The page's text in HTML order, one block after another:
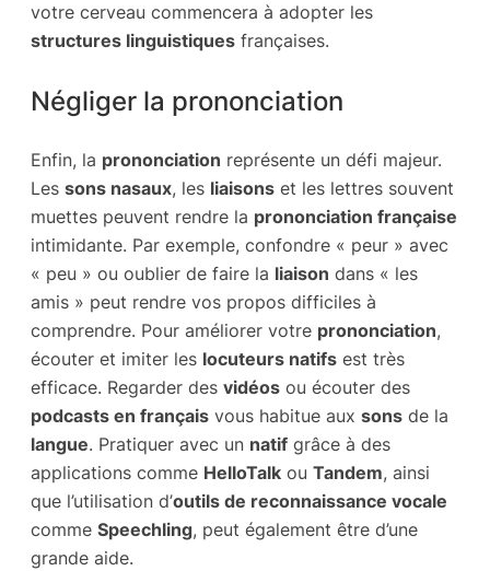
votre cerveau commencera à adopter les
structures linguistiques françaises.
Négliger la prononciation
Enfin, la prononciation représente un défi majeur.
Les sons nasaux, les liaisons et les lettres souvent
muettes peuvent rendre la prononciation française
intimidante. Par exemple, confondre « peur » avec
« peu » ou oublier de faire la liaison dans « les
amis » peut rendre vos propos difficiles à
comprendre. Pour améliorer votre prononciation,
écouter et imiter les locuteurs natifs est très
efficace. Regarder des vidéos ou écouter des
podcasts en français vous habitue aux sons de la
langue. Pratiquer avec un natif grâce à des
applications comme HelloTalk ou Tandem, ainsi
que l’utilisation d’outils de reconnaissance vocale
comme Speechling, peut également être d’une
grande aide.